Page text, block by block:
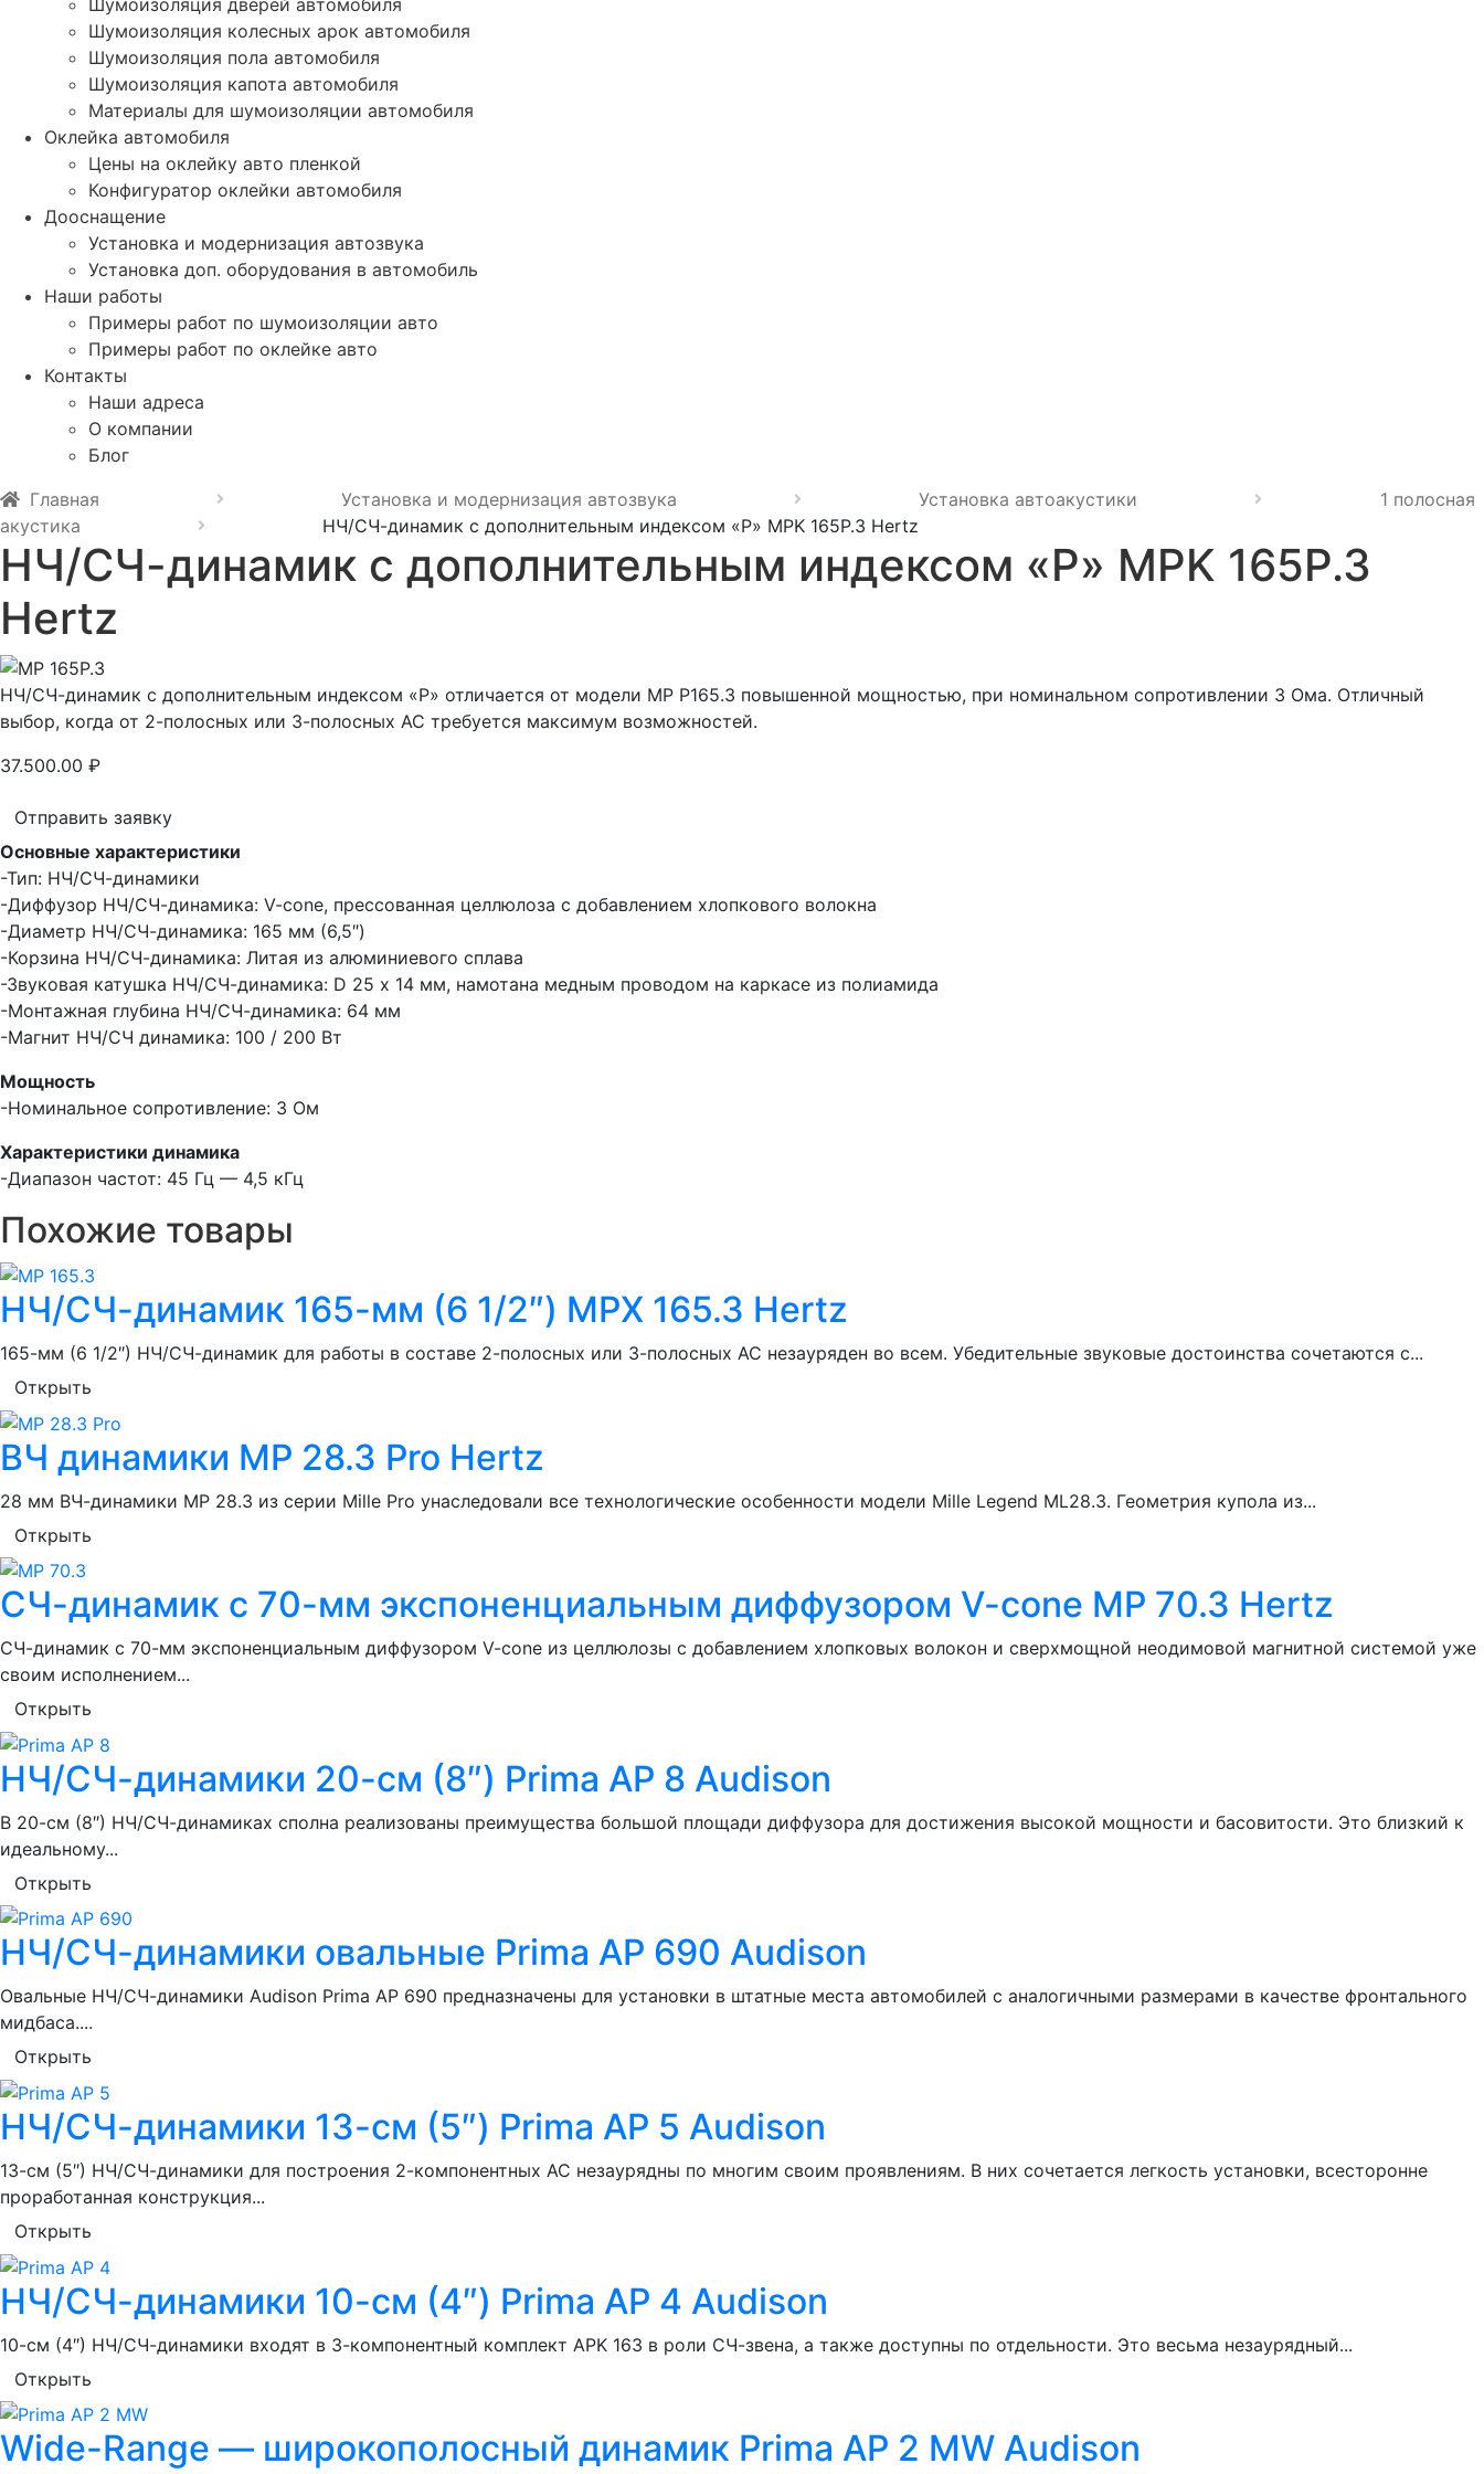
Шумоизоляция колесных арок автомобиля
Шумоизоляция пола автомобиля
Шумоизоляция капота автомобиля
Материалы для шумоизоляции автомобиля
Оклейка автомобиля
Цены на оклейку авто пленкой
Конфигуратор оклейки автомобиля
Дооснащение
Установка и модернизация автозвука
Установка доп. оборудования в автомобиль
Наши работы
Примеры работ по шумоизоляции авто
Примеры работ по оклейке авто
Контакты
Наши адреса
О компании
Блог
Главная
Установка и модернизация автозвука Установка автоакустики
1 полосная
акустика
НЧ/СЧ-динамик с дополнительным индексом «P» MPK 165P.3 Hertz
НЧ/СЧ-динамик с дополнительным индексом «P» MPK 165P.3
Hertz
НЧ/СЧ-динамик с дополнительным индексом «P» отличается от модели MP P165.3 повышенной мощностью, при номинальном сопротивлении 3 Ома. Отличный
выбор, когда от 2-полосных или 3-полосных АС требуется максимум возможностей.
37.500.00 ₽
Отправить заявку
Основные характеристики
-Тип: НЧ/СЧ-динамики
-Диффузор НЧ/СЧ-динамика: V-cone, прессованная целлюлоза с добавлением хлопкового волокна
-Диаметр НЧ/СЧ-динамика: 165 мм (6,5″)
-Корзина НЧ/СЧ-динамика: Литая из алюминиевого сплава
-Звуковая катушка НЧ/СЧ-динамика: D 25 х 14 мм, намотана медным проводом на каркасе из полиамида
-Монтажная глубина НЧ/СЧ-динамика: 64 мм
-Магнит НЧ/СЧ динамика: 100 / 200 Вт
Мощность
-Номинальное сопротивление: 3 Ом
Характеристики динамика
-Диапазон частот: 45 Гц — 4,5 кГц
Похожие товары
НЧ/СЧ-динамик 165-мм (6 1/2″) MPX 165.3 Hertz
165-мм (6 1/2″) НЧ/СЧ-динамик для работы в составе 2-полосных или 3-полосных АС незауряден во всем. Убедительные звуковые достоинства сочетаются с...
Открыть
ВЧ динамики MP 28.3 Pro Hertz
28 мм ВЧ-динамики MP 28.3 из серии Mille Pro унаследовали все технологические особенности модели Mille Legend ML28.3. Геометрия купола из...
Открыть
СЧ-динамик с 70-мм экспоненциальным диффузором V-cone MP 70.3 Hertz
СЧ-динамик с 70-мм экспоненциальным диффузором V-cone из целлюлозы с добавлением хлопковых волокон и сверхмощной неодимовой магнитной системой уже
своим исполнением...
Открыть
НЧ/СЧ-динамики 20-см (8″) Prima AP 8 Audison
В 20-см (8″) НЧ/СЧ-динамиках сполна реализованы преимущества большой площади диффузора для достижения высокой мощности и басовитости. Это близкий к
идеальному...
Открыть
НЧ/СЧ-динамики овальные Prima AP 690 Audison
Овальные НЧ/СЧ-динамики Audison Prima AP 690 предназначены для установки в штатные места автомобилей с аналогичными размерами в качестве фронтального
мидбаса....
Открыть
НЧ/СЧ-динамики 13-см (5″) Prima AP 5 Audison
13-см (5″) НЧ/СЧ-динамики для построения 2-компонентных АС незаурядны по многим своим проявлениям. В них сочетается легкость установки, всесторонне
проработанная конструкция...
Открыть
НЧ/СЧ-динамики 10-см (4″) Prima AP 4 Audison
10-см (4″) НЧ/СЧ-динамики входят в 3-компонентный комплект APK 163 в роли СЧ-звена, а также доступны по отдельности. Это весьма незаурядный...
Открыть
Wide-Range — широкополосный динамик Prima AP 2 MW Audison